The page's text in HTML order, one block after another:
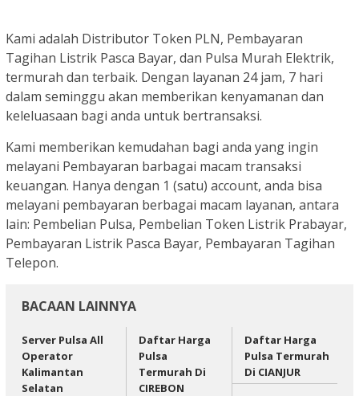
Kami adalah Distributor Token PLN, Pembayaran
Tagihan Listrik Pasca Bayar, dan Pulsa Murah Elektrik,
termurah dan terbaik. Dengan layanan 24 jam, 7 hari
dalam seminggu akan memberikan kenyamanan dan
keleluasaan bagi anda untuk bertransaksi.
Kami memberikan kemudahan bagi anda yang ingin
melayani Pembayaran barbagai macam transaksi
keuangan. Hanya dengan 1 (satu) account, anda bisa
melayani pembayaran berbagai macam layanan, antara
lain: Pembelian Pulsa, Pembelian Token Listrik Prabayar,
Pembayaran Listrik Pasca Bayar, Pembayaran Tagihan
Telepon.
BACAAN LAINNYA
Server Pulsa All
Operator
Kalimantan
Selatan
Daftar Harga
Pulsa
Termurah Di
CIREBON
Daftar Harga
Pulsa Termurah
Di CIANJUR